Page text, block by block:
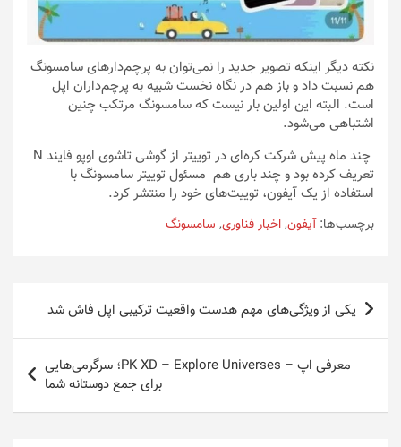
نکته‌ دیگر اینکه تصویر جدید را نمی‌توان به پرچم‌دارهای سامسونگ
هم نسبت داد و باز هم در نگاه نخست شبیه به پرچم‌داران اپل
است. البته این اولین بار نیست که سامسونگ مرتکب چنین
اشتباهی می‌شود.
چند ماه پیش شرکت کره‌ای در توییتر از گوشی تاشوی اوپو فایند N
تعریف کرده بود و چند باری هم مسئول توییتر سامسونگ با
استفاده از یک آیفون، توییت‌های خود را منتشر کرد.
برچسب‌ها: آیفون,اخبار فناوری, سامسونگ
راهبری
نوشته
یکی از ویژگی‌های مهم هدست واقعیت ترکیبی اپل فاش شد
معرفی اپ – PK XD – Explore Universes؛ سرگرمی‌هایی
برای جمع دوستانه شما